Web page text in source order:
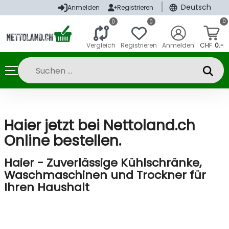
Anmelden Registrieren Deutsch
0
Vergleich
0
Registrieren Anmelden
0
CHF 0.-
Haier jetzt bei Nettoland.ch
Online bestellen.
Haier - Zuverlässige Kühlschränke,
Waschmaschinen und Trockner für
Ihren Haushalt